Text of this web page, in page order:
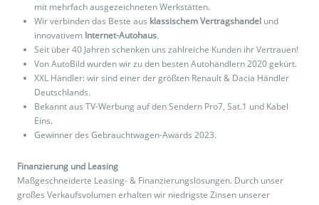
mit mehrfach ausgezeichneten Werkstätten.
Wir verbinden das Beste aus klassischem Vertragshandel und
innovativem Internet-Autohaus.
Seit über 40 Jahren schenken uns zahlreiche Kunden ihr Vertrauen!
Von AutoBild wurden wir zu den besten Autohändlern 2020 gekürt.
XXL Händler: wir sind einer der größten Renault & Dacia Händler
Deutschlands.
Bekannt aus TV-Werbung auf den Sendern Pro7, Sat.1 und Kabel
Eins.
Gewinner des Gebrauchtwagen-Awards 2023.
Finanzierung und Leasing
Maßgeschneiderte Leasing- & Finanzierungslösungen. Durch unser
großes Verkaufsvolumen erhalten wir niedrigste Zinsen unserer